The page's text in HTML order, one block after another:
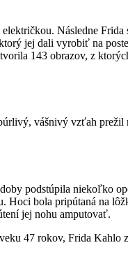
Následne Frida
ktorý jej dali vyrobiť na
143 obrazov, z
vášnivý vzťah prežil
podstúpila niekoľko
Hoci bola pripútaná na
jej nohu amputovať.
47 rokov, Frida Kahlo